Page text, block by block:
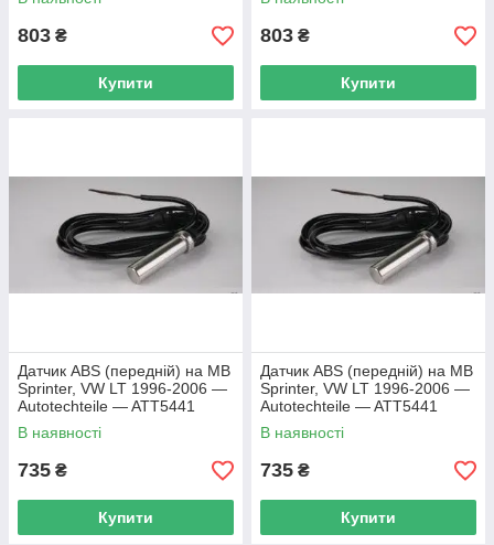
803 ₴
Купити
803 ₴
Купити
Датчик ABS (передній) на MB
Sprinter, VW LT 1996-2006 —
Autotechteile — ATT5441
В наявності
735 ₴
Купити
Датчик ABS (передній) на MB
Sprinter, VW LT 1996-2006 —
Autotechteile — ATT5441
В наявності
735 ₴
Купити